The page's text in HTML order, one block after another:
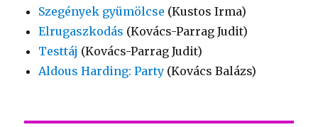
Szegények gyümölcse (Kustos Irma)
Elrugaszkodás (Kovács-Parrag Judit)
Testtáj (Kovács-Parrag Judit)
Aldous Harding: Party (Kovács Balázs)